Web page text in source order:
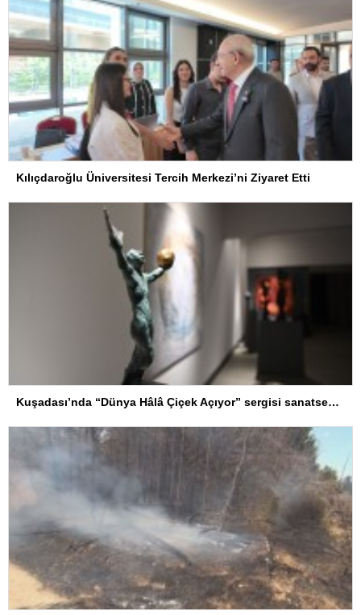
Kılıçdaroğlu Üniversitesi Tercih Merkezi’ni Ziyaret Etti
Kuşadası’nda “Dünya Hâlâ Çiçek Açıyor” sergisi sanatseverlerle buluşuyor